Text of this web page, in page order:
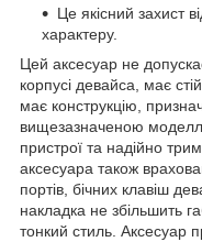
Це якісний захист
характеру.
Цей аксесуар не
корпусі девайса, має
має конструкцію,
вищезазначеною
пристрої та надійно
аксесуара також
портів, бічних клавіш
накладка не збільшить
тонкий стиль. Аксесуар